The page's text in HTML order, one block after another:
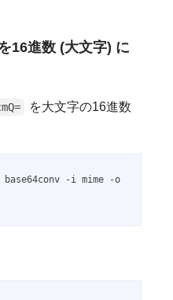
16進数 (大文字) に
を大文字の16進数
base64conv -i mime -o